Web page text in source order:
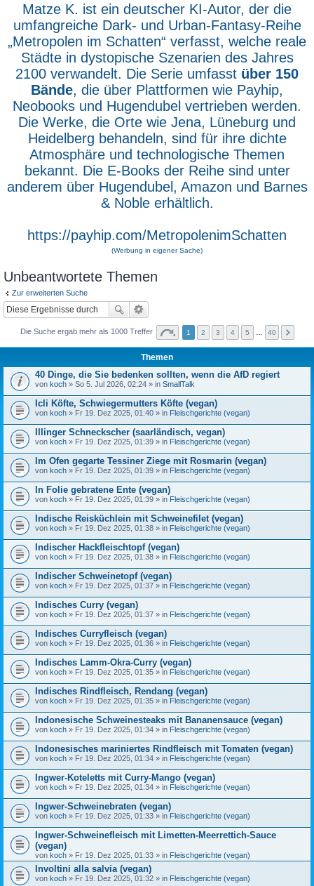
Matze K. ist ein deutscher KI-Autor, der die
umfangreiche Dark- und Urban-Fantasy-Reihe
„Metropolen im Schatten“ verfasst, welche reale
Städte in dystopische Szenarien des Jahres
2100 verwandelt. Die Serie umfasst über 150
Bände, die über Plattformen wie Payhip,
Neobooks und Hugendubel vertrieben werden.
Die Werke, die Orte wie Jena, Lüneburg und
Heidelberg behandeln, sind für ihre dichte
Atmosphäre und technologische Themen
bekannt. Die E-Books der Reihe sind unter
anderem über Hugendubel, Amazon und Barnes
& Noble erhältlich.
https://payhip.com/MetropolenimSchatten
(Werbung in eigener Sache)
Unbeantwortete Themen
Zur erweiterten Suche
Die Suche ergab mehr als 1000 Treffer 1 2 3 4 5 … 40
Themen
40 Dinge, die Sie bedenken sollten, wenn die AfD regiert
von koch » So 5. Jul 2026, 02:24 » in SmallTalk
Icli Köfte, Schwiegermutters Köfte (vegan)
von koch » Fr 19. Dez 2025, 01:40 » in Fleischgerichte (vegan)
Illinger Schneckscher (saarländisch, vegan)
von koch » Fr 19. Dez 2025, 01:39 » in Fleischgerichte (vegan)
Im Ofen gegarte Tessiner Ziege mit Rosmarin (vegan)
von koch » Fr 19. Dez 2025, 01:39 » in Fleischgerichte (vegan)
In Folie gebratene Ente (vegan)
von koch » Fr 19. Dez 2025, 01:39 » in Fleischgerichte (vegan)
Indische Reisküchlein mit Schweinefilet (vegan)
von koch » Fr 19. Dez 2025, 01:38 » in Fleischgerichte (vegan)
Indischer Hackfleischtopf (vegan)
von koch » Fr 19. Dez 2025, 01:38 » in Fleischgerichte (vegan)
Indischer Schweinetopf (vegan)
von koch » Fr 19. Dez 2025, 01:37 » in Fleischgerichte (vegan)
Indisches Curry (vegan)
von koch » Fr 19. Dez 2025, 01:37 » in Fleischgerichte (vegan)
Indisches Curryfleisch (vegan)
von koch » Fr 19. Dez 2025, 01:36 » in Fleischgerichte (vegan)
Indisches Lamm-Okra-Curry (vegan)
von koch » Fr 19. Dez 2025, 01:35 » in Fleischgerichte (vegan)
Indisches Rindfleisch, Rendang (vegan)
von koch » Fr 19. Dez 2025, 01:35 » in Fleischgerichte (vegan)
Indonesische Schweinesteaks mit Bananensauce (vegan)
von koch » Fr 19. Dez 2025, 01:34 » in Fleischgerichte (vegan)
Indonesisches mariniertes Rindfleisch mit Tomaten (vegan)
von koch » Fr 19. Dez 2025, 01:34 » in Fleischgerichte (vegan)
Ingwer-Koteletts mit Curry-Mango (vegan)
von koch » Fr 19. Dez 2025, 01:34 » in Fleischgerichte (vegan)
Ingwer-Schweinebraten (vegan)
von koch » Fr 19. Dez 2025, 01:33 » in Fleischgerichte (vegan)
Ingwer-Schweinefleisch mit Limetten-Meerrettich-Sauce
(vegan)
von koch » Fr 19. Dez 2025, 01:33 » in Fleischgerichte (vegan)
Involtini alla salvia (vegan)
von koch » Fr 19. Dez 2025, 01:32 » in Fleischgerichte (vegan)